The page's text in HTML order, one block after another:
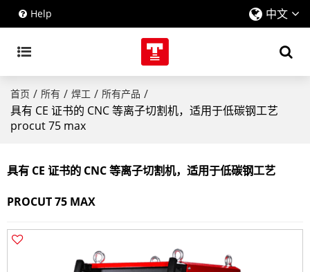
Help 中文
首页 / 所有 / 焊工 / 所有产品 /
具有 CE 证书的 CNC 等离子切割机，适用于低碳钢工艺
procut 75 max
具有 CE 证书的 CNC 等离子切割机，适用于低碳钢工艺
PROCUT 75 MAX